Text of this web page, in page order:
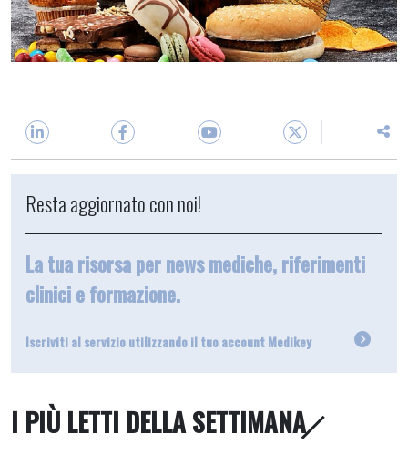
Resta aggiornato con noi!
La tua risorsa per news mediche, riferimenti
clinici e formazione.
Iscriviti al servizio utilizzando il tuo account Medikey
I PIÙ LETTI DELLA SETTIMANA